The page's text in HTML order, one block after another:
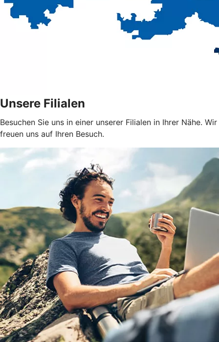
Unsere Filialen
Besuchen Sie uns in einer unserer Filialen in Ihrer Nähe. Wir
freuen uns auf Ihren Besuch.